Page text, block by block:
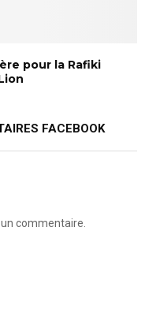
pour la Rafiki
FACEBOOK
commentaire.